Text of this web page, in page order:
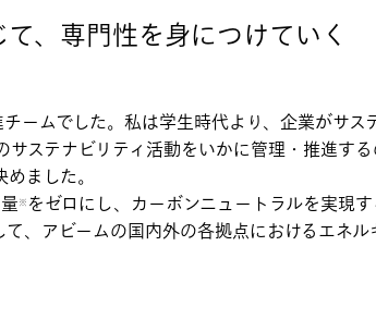
、専門性を身につけていく
ームでした。私は学生時代より、企業がサス
ステナビリティ活動をいかに管理・推進す
ました。
※ をゼロにし、カーボンニュートラルを実現
、アビームの国内外の各拠点におけるエネ